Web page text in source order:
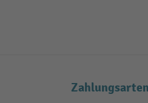
Zahlungsarten